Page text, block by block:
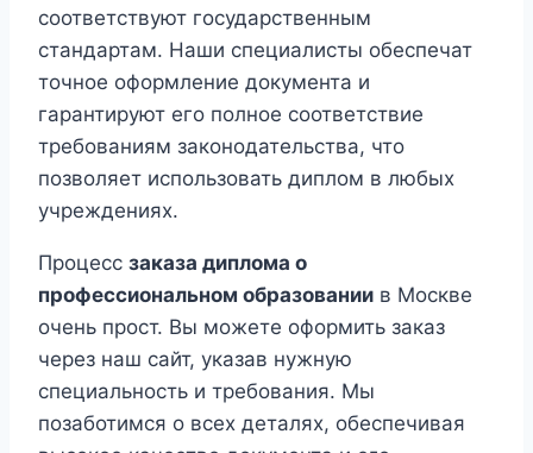
соответствуют государственным
стандартам. Наши специалисты обеспечат
точное оформление документа и
гарантируют его полное соответствие
требованиям законодательства, что
позволяет использовать диплом в любых
учреждениях.
Процесс заказа диплома о
профессиональном образовании в Москве
очень прост. Вы можете оформить заказ
через наш сайт, указав нужную
специальность и требования. Мы
позаботимся о всех деталях, обеспечивая